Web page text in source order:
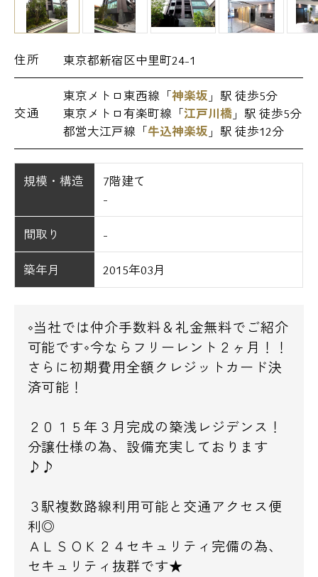
住所 東京都新宿区中里町24-1
交通
東京メトロ東西線「神楽坂 」駅 徒歩5分
東京メトロ有楽町線「江戸川橋 」駅 徒歩5分
都営大江戸線「牛込神楽坂 」駅 徒歩12分
規模・構造
7階建て
-
間取り -
築年月 2015年03月
◇当社では仲介手数料＆礼金無料でご紹介
可能です◇今ならフリーレント２ヶ月！！
さらに初期費用全額クレジットカード決
済可能！
２０１５年３月完成の築浅レジデンス！
分譲仕様の為、設備充実しております
♪♪
３駅複数路線利用可能と交通アクセス便
利◎
ＡＬＳＯＫ２４セキュリティ完備の為、
セキュリティ抜群です★